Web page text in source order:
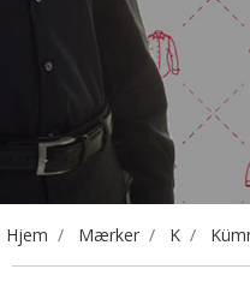
Hjem Mærker K